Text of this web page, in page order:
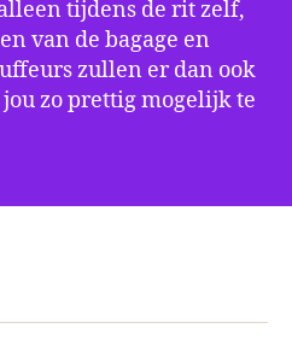
tijdens de rit zelf,
van de bagage en
zullen er dan ook
zo prettig mogelijk te